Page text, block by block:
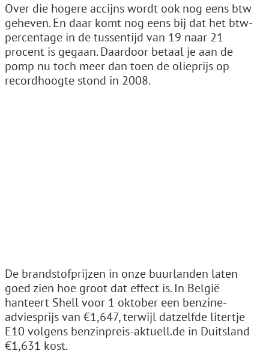
Over die hogere accijns wordt ook nog eens btw
geheven. En daar komt nog eens bij dat het btw-
percentage in de tussentijd van 19 naar 21
procent is gegaan. Daardoor betaal je aan de
pomp nu toch meer dan toen de olieprijs op
recordhoogte stond in 2008.
De brandstofprijzen in onze buurlanden laten
goed zien hoe groot dat effect is. In België
hanteert Shell voor 1 oktober een benzine-
adviesprijs van €1,647, terwijl datzelfde litertje
E10 volgens benzinpreis-aktuell.de in Duitsland
€1,631 kost.